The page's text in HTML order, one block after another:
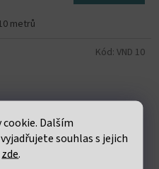
Dalším
souhlas s jejich
zde.
metrů
Kód: VND 10